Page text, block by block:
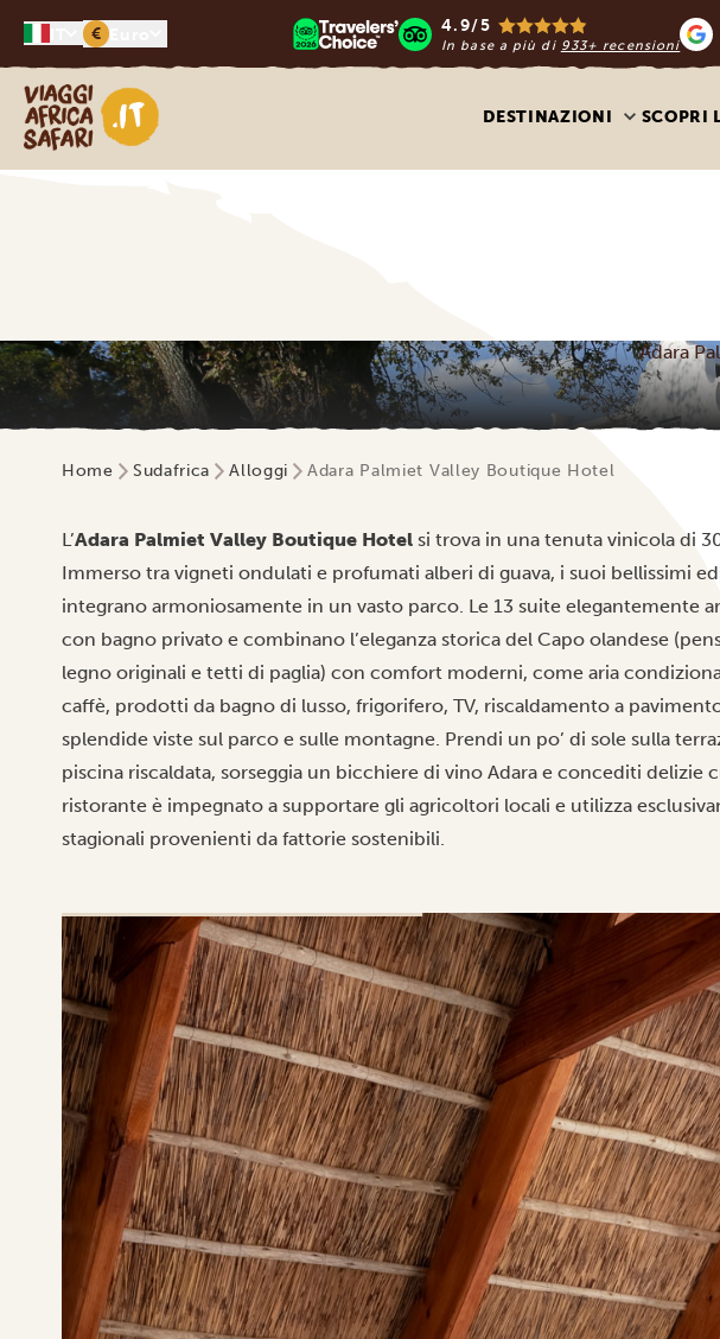
€ 4.9/5
In base a più di 933+ recensioni
Viaggi Africa Safari
DESTINAZIONI SCOPRI
Adara
Home Sudafrica Alloggi Adara Palmiet Valley Boutique Hotel
L’Adara Palmiet Valley Boutique Hotel si trova in una tenuta vinicola di
Immerso tra vigneti ondulati e profumati alberi di guava, i suoi bellissimi
integrano armoniosamente in un vasto parco. Le 13 suite elegantemente
con bagno privato e combinano l’eleganza storica del Capo olandese
legno originali e tetti di paglia) con comfort moderni, come aria
caffè, prodotti da bagno di lusso, frigorifero, TV, riscaldamento a
splendide viste sul parco e sulle montagne. Prendi un po’ di sole sulla
piscina riscaldata, sorseggia un bicchiere di vino Adara e concediti delizie
ristorante è impegnato a supportare gli agricoltori locali e utilizza
stagionali provenienti da fattorie sostenibili.